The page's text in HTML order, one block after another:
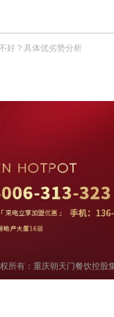
好？具体优劣势分析
所有：重庆朝天门餐饮控